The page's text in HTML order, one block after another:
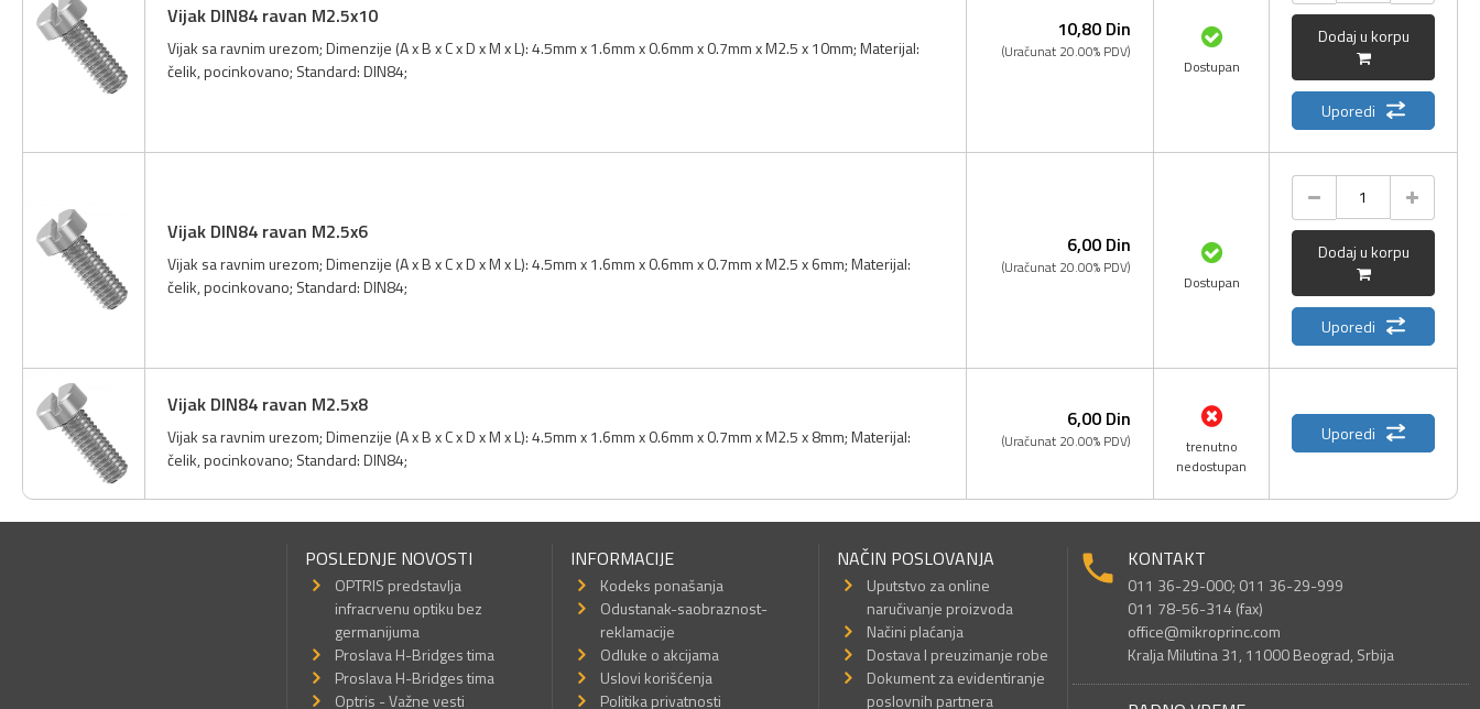
Vijak DIN84 ravan M2.5x10
Vijak sa ravnim urezom; Dimenzije (A x B x C x D x M x L): 4.5mm x 1.6mm x 0.6mm x 0.7mm x M2.5 x 10mm; Materijal:
čelik, pocinkovano; Standard: DIN84;
10,80 Din
(Uračunat 20.00% PDV)
Dostupan
Dodaj u korpu
Uporedi
Vijak DIN84 ravan M2.5x6
Vijak sa ravnim urezom; Dimenzije (A x B x C x D x M x L): 4.5mm x 1.6mm x 0.6mm x 0.7mm x M2.5 x 6mm; Materijal:
čelik, pocinkovano; Standard: DIN84;
6,00 Din
(Uračunat 20.00% PDV)
Dostupan
Dodaj u korpu
Uporedi
Vijak DIN84 ravan M2.5x8
Vijak sa ravnim urezom; Dimenzije (A x B x C x D x M x L): 4.5mm x 1.6mm x 0.6mm x 0.7mm x M2.5 x 8mm; Materijal:
čelik, pocinkovano; Standard: DIN84;
6,00 Din
(Uračunat 20.00% PDV)
trenutno
nedostupan
Uporedi
POSLEDNJE NOVOSTI
OPTRIS predstavlja
infracrvenu optiku bez
germanijuma
Proslava H-Bridges tima
Proslava H-Bridges tima
Optris - Važne vesti
INFORMACIJE
Kodeks ponašanja
Odustanak-saobraznost-
reklamacije
Odluke o akcijama
Uslovi korišćenja
Politika privatnosti
NAČIN POSLOVANJA
Uputstvo za online
naručivanje proizvoda
Načini plaćanja
Dostava I preuzimanje robe
Dokument za evidentiranje
poslovnih partnera
KONTAKT
011 36-29-000; 011 36-29-999
011 78-56-314 (fax)
office@mikroprinc.com
Kralja Milutina 31, 11000 Beograd, Srbija